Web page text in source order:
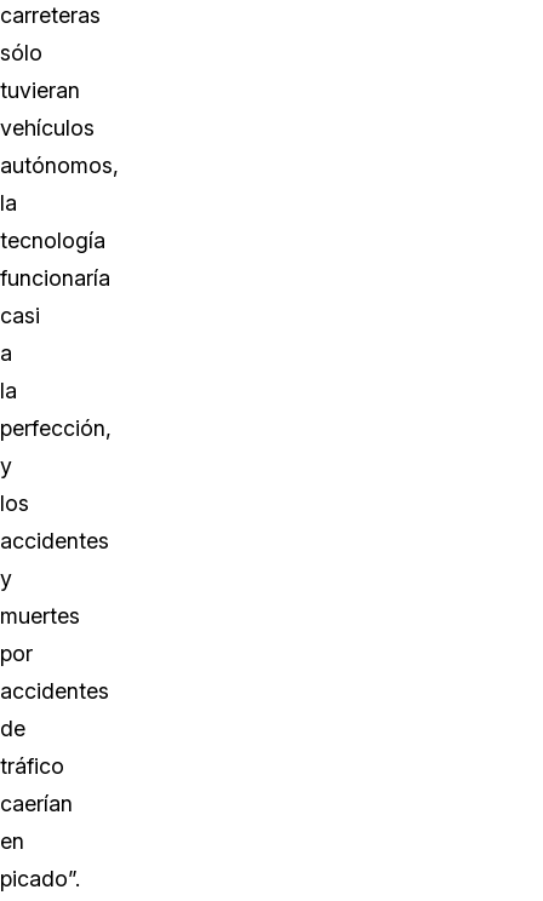
carreteras
sólo
tuvieran
vehículos
autónomos,
la
tecnología
funcionaría
casi
a
la
perfección,
y
los
accidentes
y
muertes
por
accidentes
de
tráfico
caerían
en
picado”.